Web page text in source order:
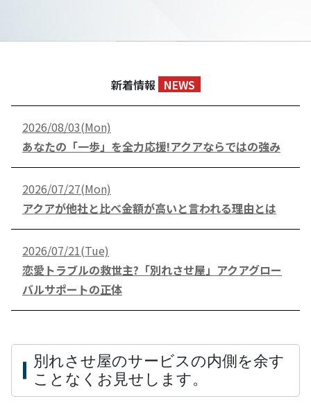
新着情報 NEWS
2026/08/03(Mon)
あなたの「一歩」を全力応援!アクアならではの強み
2026/07/27(Mon)
アクアが他社と比べ金額が高いと言われる理由とは
2026/07/21(Tue)
恋愛トラブルの救世主?「別れさせ屋」アクアグロー
バルサポートの正体
別れさせ屋のサービスの内側を余す
ことなくお見せします。